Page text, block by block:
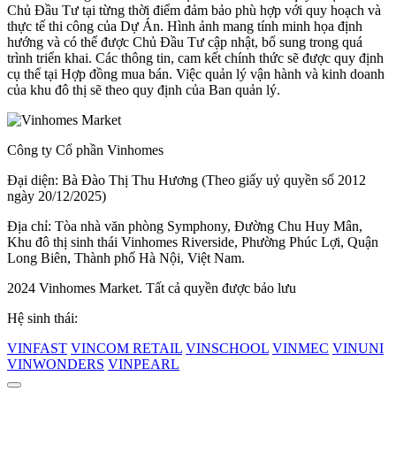
Chủ Đầu Tư tại từng thời điểm đảm bảo phù hợp với quy hoạch và
thực tế thi công của Dự Án. Hình ảnh mang tính minh họa định
hướng và có thể được Chủ Đầu Tư cập nhật, bổ sung trong quá
trình triển khai. Các thông tin, cam kết chính thức sẽ được quy định
cụ thể tại Hợp đồng mua bán. Việc quản lý vận hành và kinh doanh
của khu đô thị sẽ theo quy định của Ban quản lý.
Công ty Cổ phần Vinhomes
Đại diện: Bà Đào Thị Thu Hương (Theo giấy uỷ quyền số 2012
ngày 20/12/2025)
Địa chỉ: Tòa nhà văn phòng Symphony, Đường Chu Huy Mân,
Khu đô thị sinh thái Vinhomes Riverside, Phường Phúc Lợi, Quận
Long Biên, Thành phố Hà Nội, Việt Nam.
2024 Vinhomes Market. Tất cả quyền được bảo lưu
Hệ sinh thái:
VINFAST VINCOM RETAIL VINSCHOOL VINMEC VINUNI
VINWONDERS VINPEARL